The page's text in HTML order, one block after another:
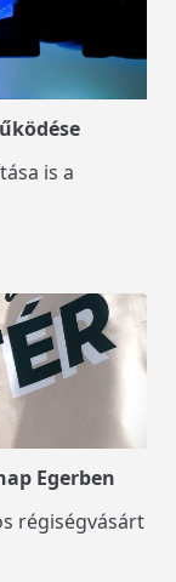
is a
Egerben
régiségvásárt